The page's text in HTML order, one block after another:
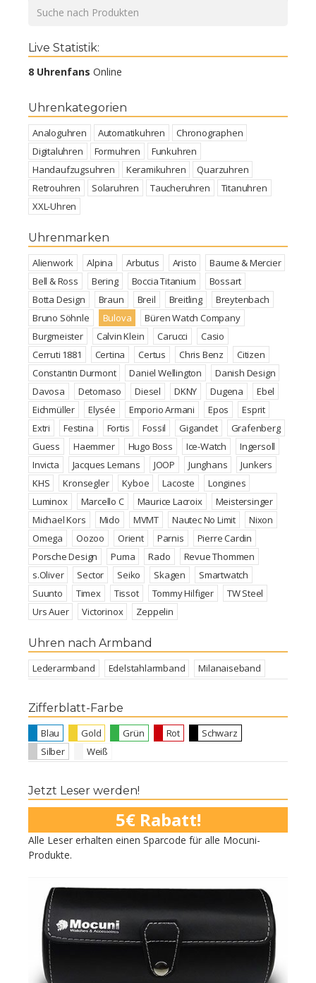
Live Statistik:
8 Uhrenfans Online
Uhrenkategorien
Analoguhren Automatikuhren
Chronographen
Digitaluhren
Formuhren
Funkuhren
Handaufzugsuhren
Keramikuhren
Quarzuhren
Retrouhren
Solaruhren Taucheruhren
Titanuhren
XXL-Uhren
Uhrenmarken
Alienwork Alpina Arbutus Aristo
Baume & Mercier
Bell & Ross
Bering Boccia Titanium
Bossart
Botta Design
Braun Breil Breitling
Breytenbach
Bruno Söhnle
Bulova
Büren Watch Company
Burgmeister
Calvin Klein Carucci
Casio
Cerruti 1881
Certina Certus Chris Benz
Citizen
Constantin Durmont
Daniel Wellington
Danish Design
Davosa
Detomaso Diesel DKNY Dugena
Ebel
Eichmüller
Elysée Emporio Armani Epos
Esprit
Extri
Festina Fortis Fossil Gigandet
Grafenberg
Guess
Haemmer Hugo Boss Ice-Watch
Ingersoll
Invicta
Jacques Lemans JOOP Junghans
Junkers
KHS
Kronsegler Kyboe Lacoste
Longines
Luminox
Marcello C Maurice Lacroix
Meistersinger
Michael Kors
Mido MVMT Nautec No Limit
Nixon
Omega
Oozoo Orient Parnis
Pierre Cardin
Porsche Design
Puma Rado
Revue Thommen
s.Oliver
Sector Seiko Skagen
Smartwatch
Suunto
Timex Tissot Tommy Hilfiger
TW Steel
Urs Auer
Victorinox Zeppelin
Uhren nach Armband
Lederarmband Edelstahlarmband Milanaiseband
Zifferblatt-Farbe
Blau Gold Grün Rot
Schwarz
Silber
Weiß
Jetzt Leser werden!
5€ Rabatt!
Alle Leser erhalten einen Sparcode für alle Mocuni-
Produkte.